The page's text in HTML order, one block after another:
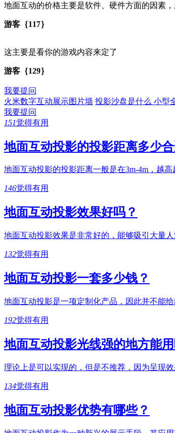
地面互动的价格主要是软件、硬件方面的因素
游客｛117｝
这主要是看你的游戏内容来定了
游客｛129｝
我要提问
火米数字互动展示图片墙 投影沙盘是什么 小型
我要提问
151觉得有用
地面互动投影的投影距离多少合
地面互动投影的投影距离一般是在3m-4m，越
146觉得有用
地面互动投影效果好吗？
地面互动投影效果是非常好的，能够吸引大量
132觉得有用
地面互动投影一套多少钱？
地面互动投影是一项定制化产品，因此并不能
192觉得有用
地面互动投影光线强的地方能用
理论上是可以实现的，但是不推荐，因为呈现效
134觉得有用
地面互动投影优势有哪些？